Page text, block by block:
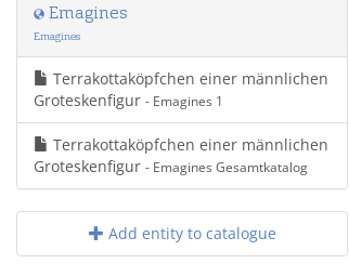
Emagines
Emagines
Terrakottaköpfchen einer männlichen
Groteskenfigur - Emagines 1
Terrakottaköpfchen einer männlichen
Groteskenfigur - Emagines Gesamtkatalog
Add entity to catalogue